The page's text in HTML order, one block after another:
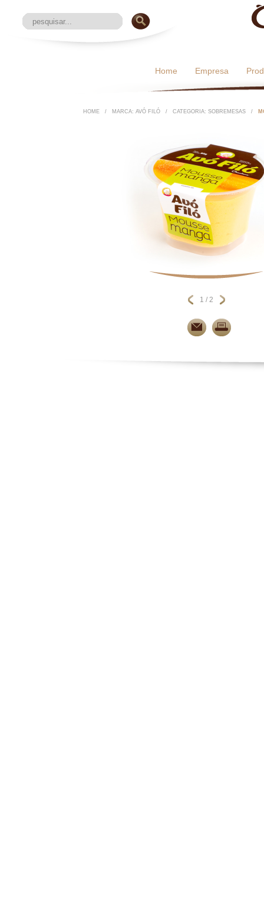
Home Empresa
HOME / MARCA: AVÓ FILÓ / CATEGORIA: SOBREMESAS /
1 / 2